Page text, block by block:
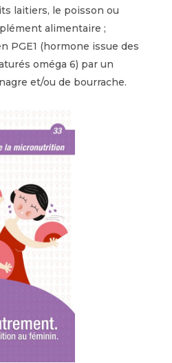
laitiers, le poisson ou
alimentaire ;
PGE1 (hormone issue des
oméga 6) par un
et/ou de bourrache.